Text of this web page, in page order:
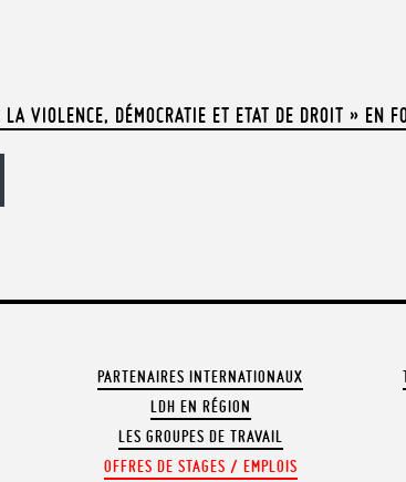
VIOLENCE, DÉMOCRATIE ET ETAT DE DROIT » EN
PARTENAIRES INTERNATIONAUX
LDH EN RÉGION
LES GROUPES DE TRAVAIL
OFFRES DE STAGES / EMPLOIS